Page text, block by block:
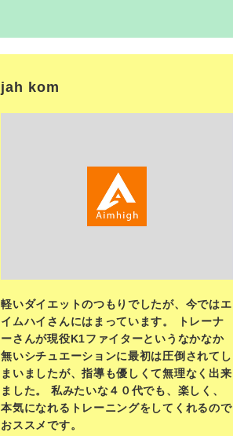
jah kom
<
軽いダイエットのつもりでしたが、今ではエ
イムハイさんにはまっています。 トレーナ
ーさんが現役K1ファイターというなかなか
無いシチュエーションに最初は圧倒されてし
まいましたが、指導も優しくて無理なく出来
ました。 私みたいな４０代でも、楽しく、
本気になれるトレーニングをしてくれるので
おススメです。